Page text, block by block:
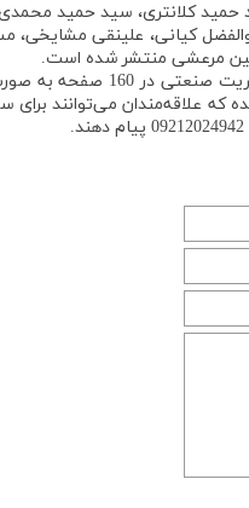
حميد كلانتری، سيد حميد
كيانی، علينقی مشايخی،
مرعشی منتشر شده است.
این کتاب از سوی انجمن بهره‌وری ایران